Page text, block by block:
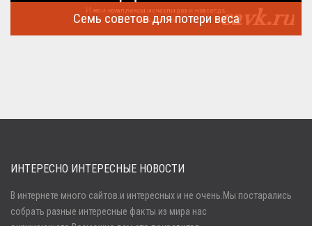
Семь советов для потери веса
ИНТЕРЕСНО ИНТЕРЕСНЫЕ НОВОСТИ
В интернете много сайтов.и интересных и не очень.Мы постарались
собрать разные интересные факты из мира нас